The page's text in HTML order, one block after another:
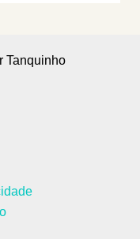
Tanquinho